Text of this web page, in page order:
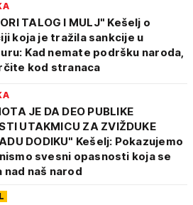
TALOG I MULJ" Kešelj o
koja je tražila sankcije u
Kad nemate podršku naroda,
kod stranaca
JE DA DEO PUBLIKE
UTAKMICU ZA ZVIŽDUKE
DODIKU" Kešelj: Pokazujemo
svesni opasnosti koja se
nad naš narod